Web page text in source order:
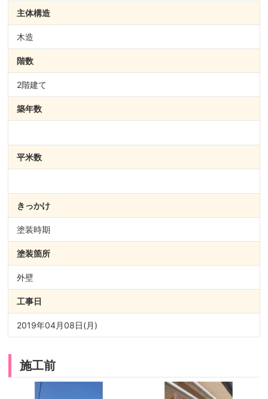
主体構造
木造
階数
2階建て
築年数
平米数
きっかけ
塗装時期
塗装箇所
外壁
工事日
2019年04月08日(月)
施工前